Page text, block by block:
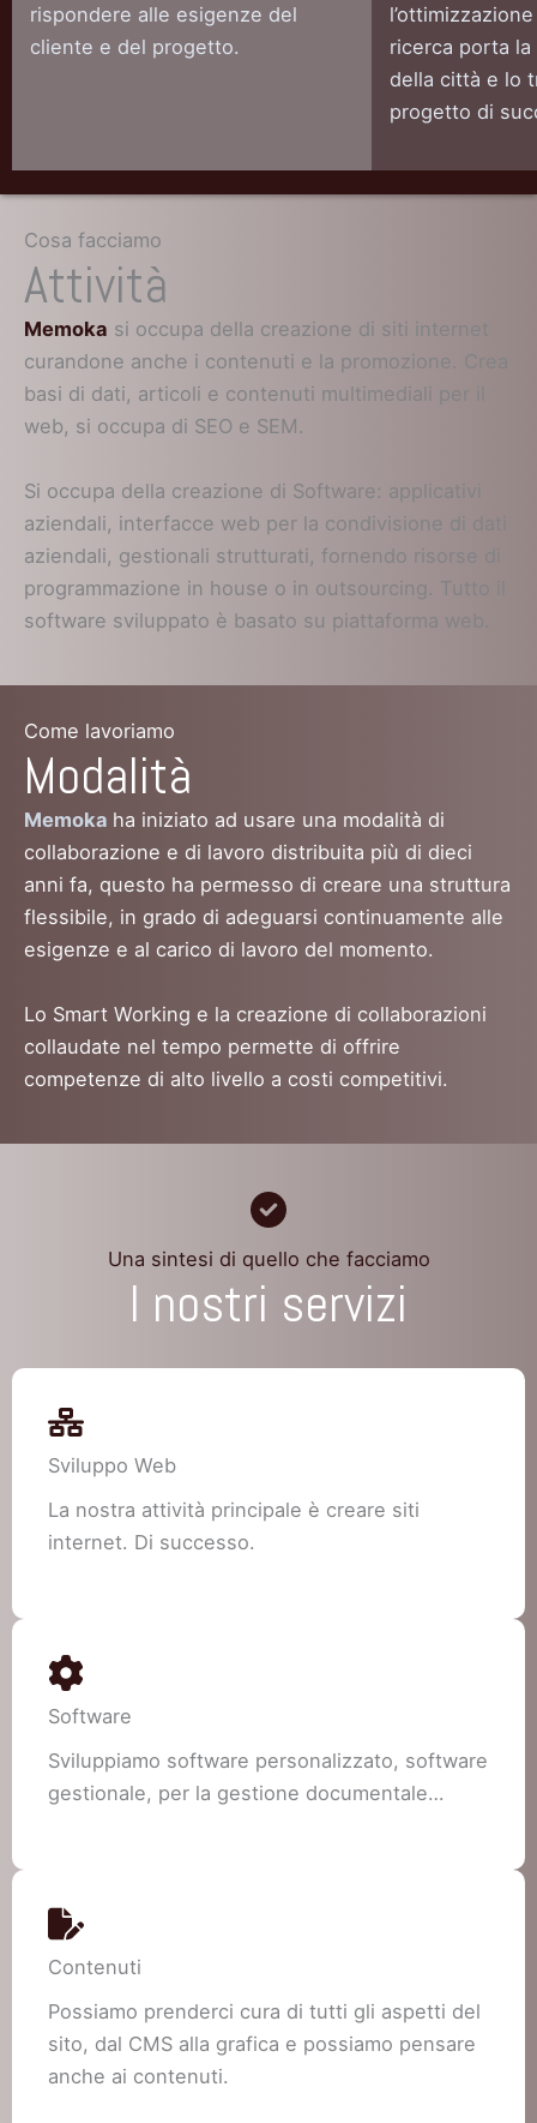
rispondere alle esigenze del
cliente e del progetto.
ricerca porta
della città e lo
progetto di
Cosa facciamo
Attività
Memoka si occupa della creazione di siti internet
curandone anche i contenuti e la promozione. Crea
basi di dati, articoli e contenuti multimediali per il
web, si occupa di SEO e SEM.
Si occupa della creazione di Software: applicativi
aziendali, interfacce web per la condivisione di dati
aziendali, gestionali strutturati, fornendo risorse di
programmazione in house o in outsourcing. Tutto il
software sviluppato è basato su piattaforma web.
Come lavoriamo
Modalità
Memoka ha iniziato ad usare una modalità di
collaborazione e di lavoro distribuita più di dieci
anni fa, questo ha permesso di creare una struttura
flessibile, in grado di adeguarsi continuamente alle
esigenze e al carico di lavoro del momento.
Lo Smart Working e la creazione di collaborazioni
collaudate nel tempo permette di offrire
competenze di alto livello a costi competitivi.
Una sintesi di quello che facciamo
I nostri servizi
Sviluppo Web
La nostra attività principale è creare siti
internet. Di successo.
Software
Sviluppiamo software personalizzato, software
gestionale, per la gestione documentale…
Contenuti
Possiamo prenderci cura di tutti gli aspetti del
sito, dal CMS alla grafica e possiamo pensare
anche ai contenuti.